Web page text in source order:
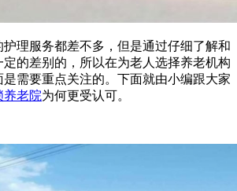
护理服务都差不多，但是通过仔细了解和
的差别的，所以在为老人选择养老机构
需要重点关注的。下面就由小编跟大家
养老院为何更受认可。